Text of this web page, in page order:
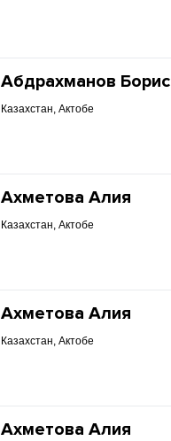
Абдрахманов Борис
Казахстан, Актобе
Ахметова Алия
Казахстан, Актобе
Ахметова Алия
Казахстан, Актобе
Ахметова Алия